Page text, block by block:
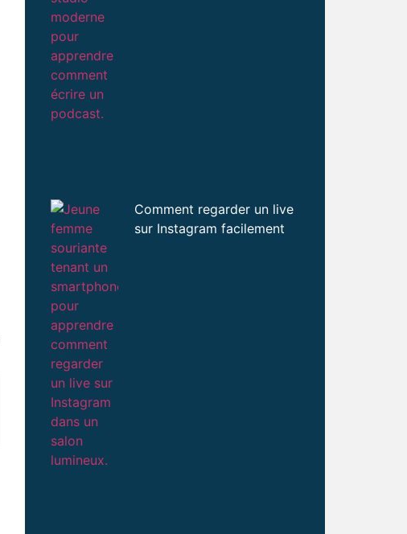
Comment regarder un live
sur Instagram facilement